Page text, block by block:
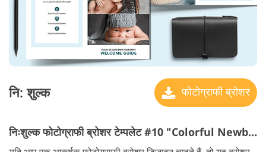
नि: शुल्क फोटोग्राफी ब्रोशर
निःशुल्क फोटोग्राफी ब्रोशर टेम्पलेट #10 "Colorful Newborn"